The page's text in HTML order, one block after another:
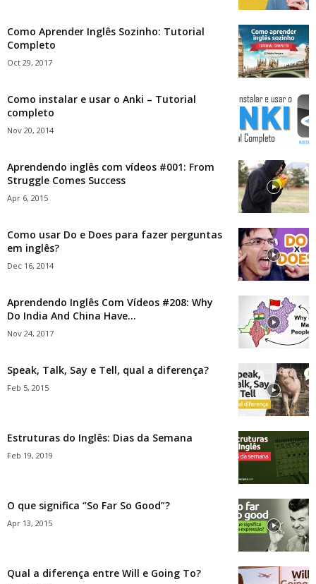
Como Aprender Inglês Sozinho: Tutorial
Completo
Oct 29, 2017
Como instalar e usar o Anki – Tutorial
completo
Nov 20, 2014
Aprendendo inglês com vídeos #001: From
Struggle Comes Success
Apr 6, 2015
Como usar Do e Does para fazer perguntas
em inglês?
Dec 16, 2014
Aprendendo Inglês Com Vídeos #208: Why
Do India And China Have...
Nov 24, 2017
Speak, Talk, Say e Tell, qual a diferença?
Feb 5, 2015
Estruturas do Inglês: Dias da Semana
Feb 19, 2019
O que significa “So Far So Good”?
Apr 13, 2015
Qual a diferença entre Will e Going To?